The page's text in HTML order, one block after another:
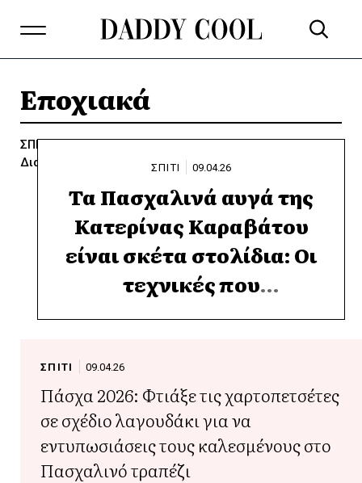
Εποχιακά
ΣΠΙΤΙClean TipsDIY / Κατασκευές
Διακόσμηση - ΟργάνωσηΚήπος
ΣΠΙΤΙ 09.04.26
Τα Πασχαλινά αυγά της
Κατερίνας Καραβάτου
είναι σκέτα στολίδια: Οι
τεχνικές που
χρησιμοποίησε
ΣΠΙΤΙ 09.04.26
Πάσχα 2026: Φτιάξε τις χαρτοπετσέτες
σε σχέδιο λαγουδάκι για να
εντυπωσιάσεις τους καλεσμένους στο
Πασχαλινό τραπέζι